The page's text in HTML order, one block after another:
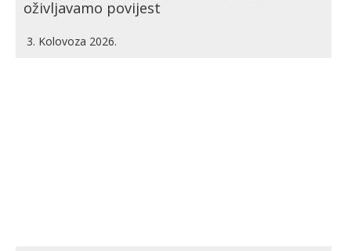
oživljavamo povijest
3. Kolovoza 2026.